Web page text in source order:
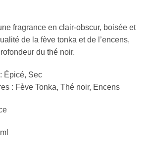
fragrance en clair-obscur, boisée et
de la fève tonka et de l’encens,
du thé noir.
Épicé, Sec
: Fève Tonka, Thé noir, Encens